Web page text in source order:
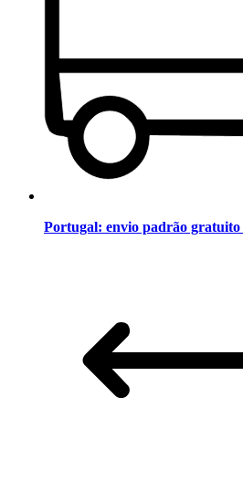
Portugal: envio padrão gratuito